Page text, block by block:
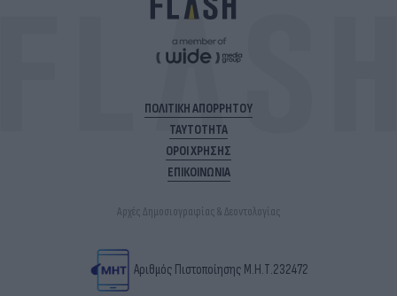
ΠΟΛΙΤΙΚΗ ΑΠΟΡΡΗΤΟΥ
ΤΑΥΤΟΤΗΤΑ
ΟΡΟΙ ΧΡΗΣΗΣ
ΕΠΙΚΟΙΝΩΝΙΑ
Αρχές Δημοσιογραφίας & Δεοντολογίας
Αριθμός Πιστοποίησης Μ.Η.Τ.232472